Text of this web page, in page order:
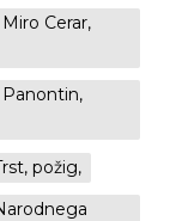
Cerar,
požig,